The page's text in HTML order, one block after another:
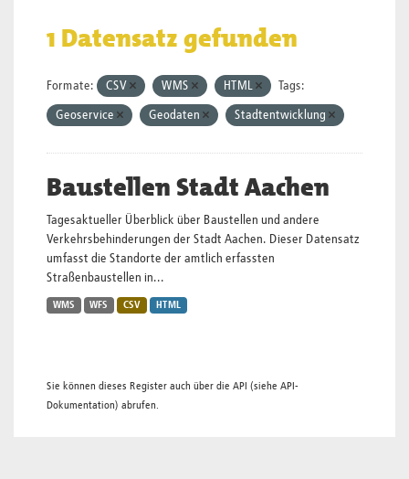
1 Datensatz gefunden
Formate: CSV WMS HTML Tags:
Geoservice Geodaten Stadtentwicklung
Baustellen Stadt Aachen
Tagesaktueller Überblick über Baustellen und andere
Verkehrsbehinderungen der Stadt Aachen. Dieser Datensatz
umfasst die Standorte der amtlich erfassten
Straßenbaustellen in...
WMS WFS CSV HTML
Sie können dieses Register auch über die API (siehe API-
Dokumentation) abrufen.